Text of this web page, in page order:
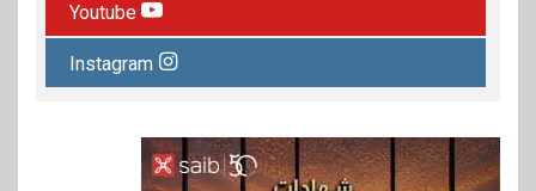
Youtube
Instagram